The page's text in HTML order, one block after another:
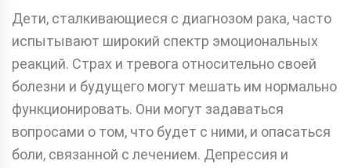
Дети, сталкивающиеся с диагнозом рака, часто
испытывают широкий спектр эмоциональных
реакций. Страх и тревога относительно своей
болезни и будущего могут мешать им нормально
функционировать. Они могут задаваться
вопросами о том, что будет с ними, и опасаться
боли, связанной с лечением. Депрессия и